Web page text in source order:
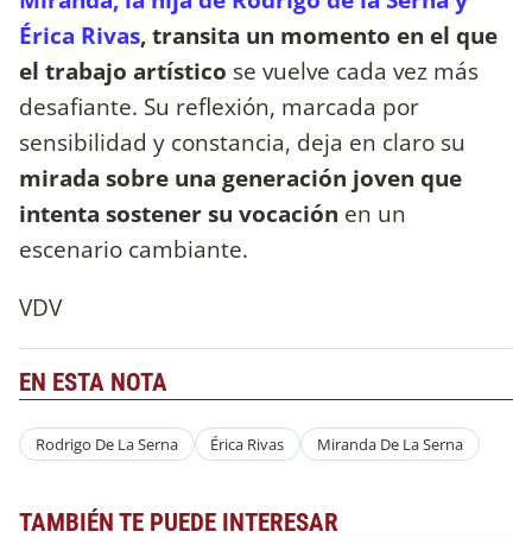
Érica Rivas, transita un momento en el que
el trabajo artístico se vuelve cada vez más
desafiante. Su reflexión, marcada por
sensibilidad y constancia, deja en claro su
mirada sobre una generación joven que
intenta sostener su vocación en un
escenario cambiante.
VDV
EN ESTA NOTA
Rodrigo De La Serna Érica Rivas Miranda De La Serna
TAMBIÉN TE PUEDE INTERESAR